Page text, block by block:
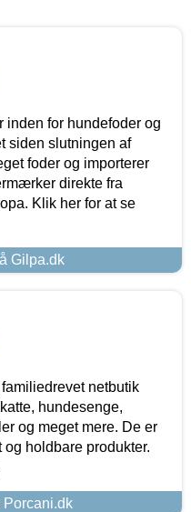
inden for hundefoder og
siden slutningen af
foder og importerer
direkte fra
Klik her for at se
Gilpa.dk
netbutik
hundesenge,
og meget mere. De er
holdbare produkter.
Porcani.dk